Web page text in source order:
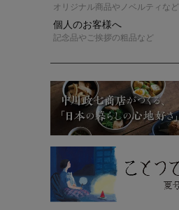
オリジナル商品やノベルティなど
個人のお客様へ
記念品やご挨拶の粗品など